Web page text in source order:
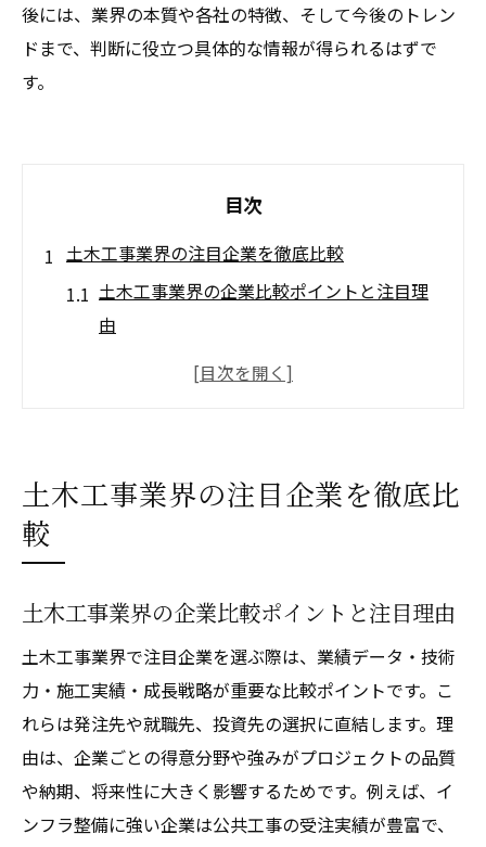
後には、業界の本質や各社の特徴、そして今後のトレン
ドまで、判断に役立つ具体的な情報が得られるはずで
す。
目次
土木工事業界の注目企業を徹底比較
土木工事業界の企業比較ポイントと注目理
由
土木工事で注目される大手企業の特徴
土木工事分野で有名な企業の選び方
土木工事業界で注目される発注先の傾向
土木工事業界の決算情報と強みの分析
大手土木工事の売上ランキングから学ぶ
土木工事に強い会社の業績推移の特徴
土木工事業界の株価と業績データの関係
土木工事の財務指標で読み解く強さ
土木工事会社選びで重視すべき視点
土木工事業界の注目企業を徹底比
較
土木工事業界の企業比較ポイントと注目理由
土木工事業界で注目企業を選ぶ際は、業績データ・技術
力・施工実績・成長戦略が重要な比較ポイントです。こ
れらは発注先や就職先、投資先の選択に直結します。理
由は、企業ごとの得意分野や強みがプロジェクトの品質
や納期、将来性に大きく影響するためです。例えば、イ
ンフラ整備に強い企業は公共工事の受注実績が豊富で、